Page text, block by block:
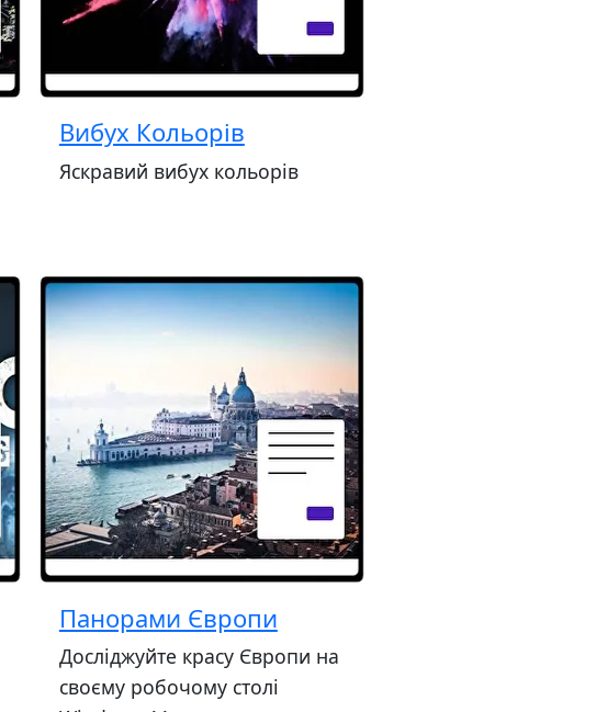
Вибух Кольорів
Яскравий вибух кольорів
Панорами Європи
Досліджуйте красу Європи на
своєму робочому столі